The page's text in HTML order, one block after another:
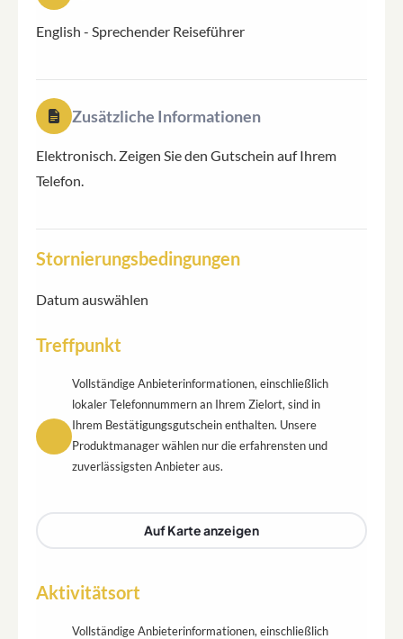
English - Sprechender Reiseführer
Zusätzliche Informationen
Elektronisch. Zeigen Sie den Gutschein auf Ihrem
Telefon.
Stornierungsbedingungen
Datum auswählen
Treffpunkt
Vollständige Anbieterinformationen, einschließlich
lokaler Telefonnummern an Ihrem Zielort, sind in
Ihrem Bestätigungsgutschein enthalten. Unsere
Produktmanager wählen nur die erfahrensten und
zuverlässigsten Anbieter aus.
Auf Karte anzeigen
Aktivitätsort
Vollständige Anbieterinformationen, einschließlich